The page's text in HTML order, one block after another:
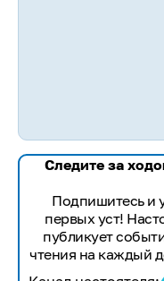
Следите за
Подпишитесь и
первых уст!
публикует
чтения на каждый